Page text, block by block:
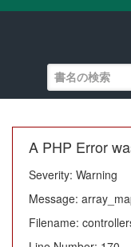
A PHP Error
Severity: Warning
Message:
Filename: